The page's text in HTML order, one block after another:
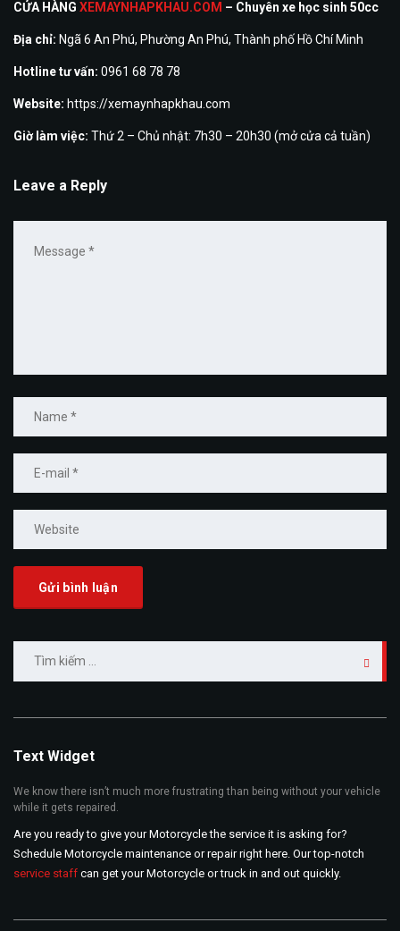
CỬA HÀNG XEMAYNHAPKHAU.COM – Chuyên xe học sinh 50cc
Địa chỉ: Ngã 6 An Phú, Phường An Phú, Thành phố Hồ Chí Minh
Hotline tư vấn: 0961 68 78 78
Website: https://xemaynhapkhau.com
Giờ làm việc: Thứ 2 – Chủ nhật: 7h30 – 20h30 (mở cửa cả tuần)
Leave a Reply
kiếm
Text Widget
We know there isn’t much more frustrating than being without your vehicle
while it gets repaired.
Are you ready to give your Motorcycle the service it is asking for?
Schedule Motorcycle maintenance or repair right here. Our top-notch
service staff can get your Motorcycle or truck in and out quickly.